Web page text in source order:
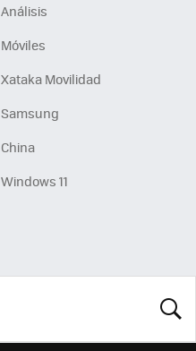
Análisis
Móviles
Xataka Movilidad
Samsung
China
Windows 11